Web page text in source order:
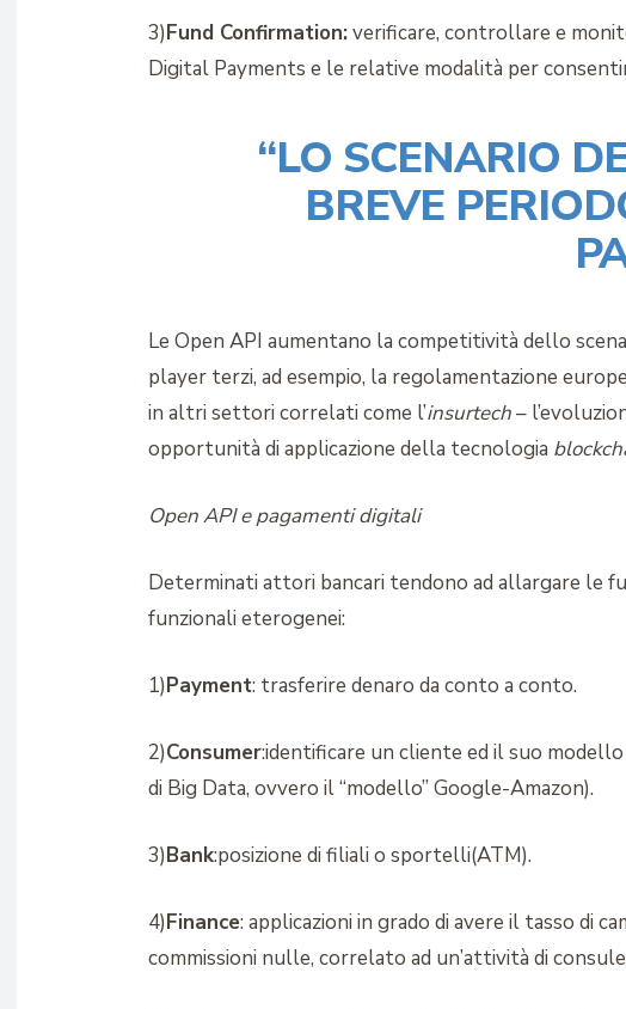
3)Fund Confirmation:verificare, controllare e
Digital Payments e le relative modalità per
“LO SCENARIO
BREVE
Le Open API aumentano la competitività dello
player terzi, ad esempio, la regolamentazione
in altri settori correlati come l’insurtech–
opportunità di applicazione della tecnologia
Open API e pagamenti digitali
Determinati attori bancari tendono ad allargare le
funzionali eterogenei:
1)Payment: trasferire denaro da conto a conto.
2)Consumer:identificare un cliente ed il suo
di Big Data, ovvero il “modello” Google-Amazon).
3)Bank:posizione di filiali o sportelli(ATM).
4)Finance: applicazioni in grado di avere il tasso di
commissioni nulle, correlato ad un’attività di